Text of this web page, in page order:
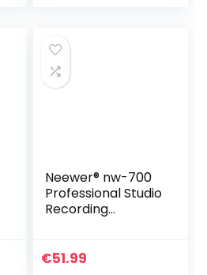
Neewer® nw-700
Professional Studio
Recording
35 verstelbare
€51.99